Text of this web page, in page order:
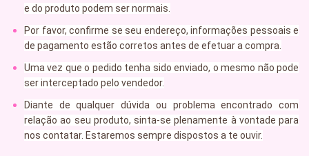
e do produto podem ser normais.
Por favor, confirme se seu endereço, informações pessoais e
de pagamento estão corretos antes de efetuar a compra.
Uma vez que o pedido tenha sido enviado, o mesmo não pode
ser interceptado pelo vendedor.
Diante de qualquer dúvida ou problema encontrado com
relação ao seu produto, sinta-se plenamente à vontade para
nos contatar. Estaremos sempre dispostos a te ouvir.